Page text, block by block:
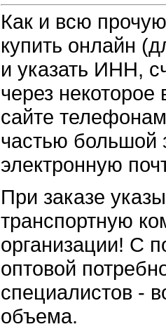
Как и всю
купить онлайн
и указать ИНН,
через
сайте
частью большой
электронную
При заказе
транспортную
организации! С
оптовой
специалистов -
объема.